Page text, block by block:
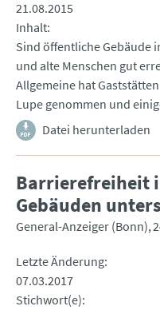
21.08.2015
Inhalt
Sind öffentliche Gebäude
und alte Menschen gut
Allgemeine hat
Lupe genommen und
Datei herunterladen
Barrierefreiheit
Gebäuden
General-Anzeiger (Bonn)
Letzte Änderung
07.03.2017
Stichwort(e)